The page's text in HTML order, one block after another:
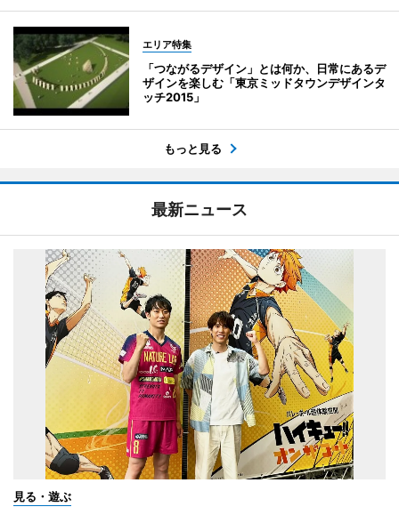
エリア特集
「つながるデザイン」とは何か、日常にあるデ
ザインを楽しむ「東京ミッドタウンデザインタ
ッチ2015」
もっと見る
最新ニュース
見る・遊ぶ